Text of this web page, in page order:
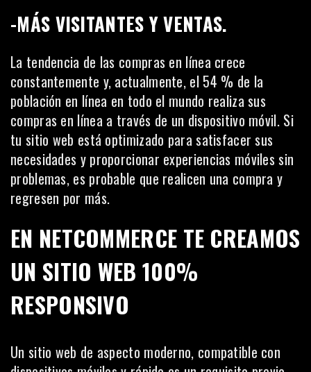
-MÁS VISITANTES Y VENTAS.
La tendencia de las compras en línea crece
constantemente y, actualmente, el 54 % de la
población en línea en todo el mundo realiza sus
compras en línea a través de un dispositivo móvil. Si
tu sitio web está optimizado para satisfacer sus
necesidades y proporcionar experiencias móviles sin
problemas, es probable que realicen una compra y
regresen por más.
EN NETCOMMERCE TE CREAMOS
UN SITIO WEB 100%
RESPONSIVO
Un sitio web de aspecto moderno, compatible con